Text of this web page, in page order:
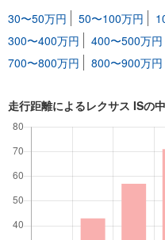
30〜50万円
50〜100万円
300〜400万円
400〜500万円
700〜800万円
800〜900万円
走行距離によるレクサス ISの